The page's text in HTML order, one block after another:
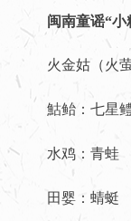
闽南童谣“小
火金姑（火
鮕鲐：七星
水鸡：青蛙
田婴：蜻蜓